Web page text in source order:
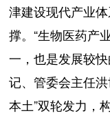
津建设现代产业
撑。“生物医药产
一，也是发展较
记、管委会主任
本土”双轮发力，